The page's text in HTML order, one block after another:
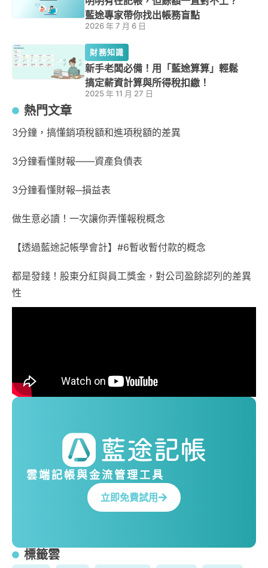
藍途專家帶你找出帳務盲點
2026 年 7 月 6 日
財務知識
新手老闆必備！用「藍途算算」輕鬆
搞定薪資計算與所得稅扣繳！
2025 年 11 月 27 日
熱門文章
3分鐘，搞懂銷項稅額和進項稅額的差異
3分鐘看懂財報——資產負債表
3分鐘看懂財報─損益表
做生意必讀！一次讓你弄懂報稅概念
【透過藍途記帳學會計】#6暫收暫付款的概念
都是發錢！股東分紅與員工獎金，對公司盈餘認列的差異
性
雲端記帳與金流管理工具
立即免費試用
標籤雲